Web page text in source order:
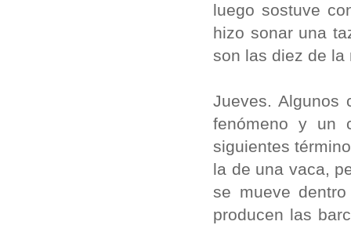
luego sostuve
hizo sonar una
son las diez de la
Jueves. Algunos
fenómeno y un
siguientes
la de una vaca,
se mueve
producen las